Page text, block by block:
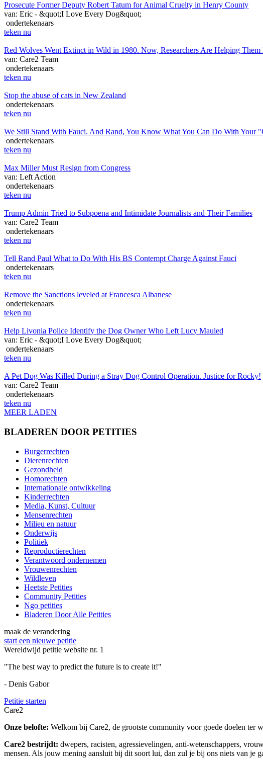
Prosecute Former Deputy Robert Tatum for Animal Cruelty in Henry County
van: Eric - &quot;I Love Every Dog&quot;
ondertekenaars
teken nu
Red Wolves Went Extinct in Wild in 1980. Now, Researchers Are Helping Them
van: Care2 Team
ondertekenaars
teken nu
Stop the abuse of cats in New Zealand
ondertekenaars
teken nu
We Still Stand With Fauci. And Rand, You Know What You Can Do With Your
ondertekenaars
teken nu
Max Miller Must Resign from Congress
van: Left Action
ondertekenaars
teken nu
Trump Admin Tried to Subpoena and Intimidate Journalists and Their Families
van: Care2 Team
ondertekenaars
teken nu
Tell Rand Paul What to Do With His BS Contempt Charge Against Fauci
ondertekenaars
teken nu
Remove the Sanctions leveled at Francesca Albanese
ondertekenaars
teken nu
Help Livonia Police Identify the Dog Owner Who Left Lucy Mauled
van: Eric - &quot;I Love Every Dog&quot;
ondertekenaars
teken nu
A Pet Dog Was Killed During a Stray Dog Control Operation. Justice for Rocky!
van: Care2 Team
ondertekenaars
teken nu
MEER LADEN
BLADEREN DOOR PETITIES
Burgerrechten
Dierenrechten
Gezondheid
Homorechten
Internationale ontwikkeling
Kinderrechten
Media, Kunst, Cultuur
Mensenrechten
Milieu en natuur
Onderwijs
Politiek
Reproductierechten
Verantwoord ondernemen
Vrouwenrechten
Wildleven
Heetste Petities
Community Petities
Ngo petities
Bladeren Door Alle Petities
maak de verandering
start een nieuwe petitie
Wereldwijd petitie website nr. 1
"The best way to predict the future is to create it!"
- Denis Gabor
Petitie starten
Care2
Onze belofte: Welkom bij Care2, de grootste community voor goede doelen ter
Care2 bestrijdt: dwepers, racisten, agressievelingen, anti-wetenschappers,
mensen. Als jouw mening aansluit bij dit soort lui, dan zul je bij ons niets van je